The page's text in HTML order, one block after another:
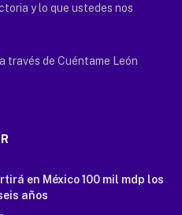
y lo que ustedes nos
través de Cuéntame León
en México 100 mil mdp los
años